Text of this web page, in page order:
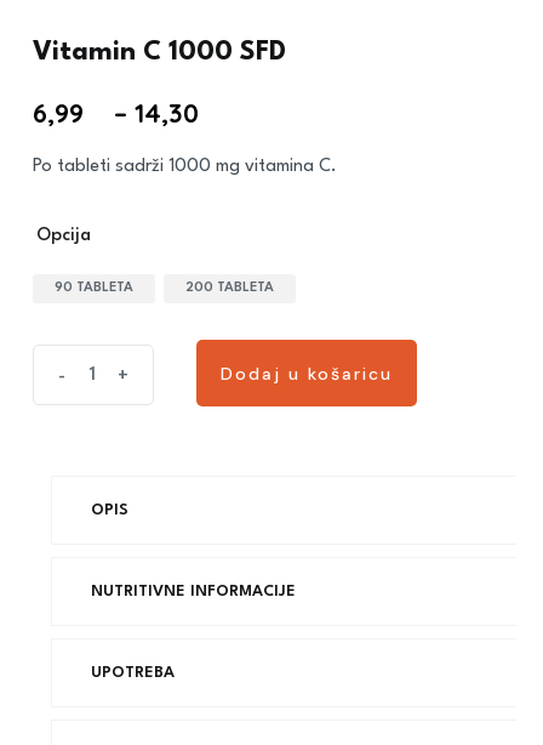
Vitamin C 1000 SFD
6,99 – 14,30
Po tableti sadrži 1000 mg vitamina C.
Opcija
90 TABLETA 200 TABLETA
- + Dodaj u košaricu
OPIS
NUTRITIVNE INFORMACIJE
UPOTREBA